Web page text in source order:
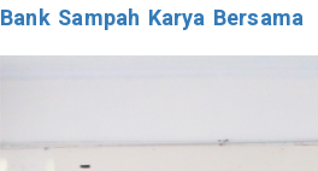
Bank Sampah Karya Bersama